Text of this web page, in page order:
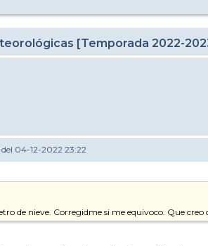
[Temporada 2022-
del 04-12-2022 23:22
de nieve. Corregidme si me equivoco. Que creo